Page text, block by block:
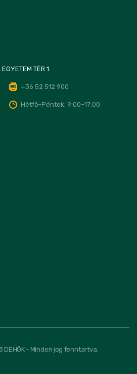
TÉR 1.
+36 52 512 900
Hétfő–Péntek: 9:00–17:00
- Minden jog fenntartva.